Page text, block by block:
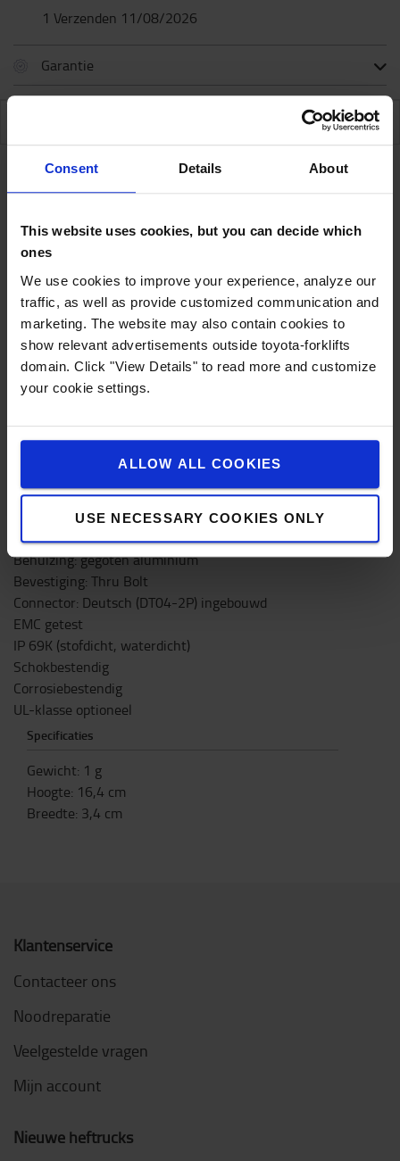
Consent Details About
This website uses cookies, but you can decide which
ones
We use cookies to improve your experience, analyze our
traffic, as well as provide customized communication and
marketing. The website may also contain cookies to
show relevant advertisements outside toyota-forklifts
domain. Click "View Details" to read more and customize
your cookie settings.
ALLOW ALL COOKIES
USE NECESSARY COOKIES ONLY
1 Verzenden 11/08/2026
Garantie
Deze lamp heeft een gestroomlijnd ontwerp voor
machines met 12-48 volt-systemen met 600
effectieve lumenlichten met 4 LED's. Deze lamp,
die veel wordt gebruikt op vorkheftrucks, is
gemonteerd met een doorgaande bout.
Technische omschrijving
Theoretisch Lumen: 900
Lichtpatroon: symmetrisch
Kleurtemperatuur: 5700
Lensmateriaal: kunststof
Behuizing: gegoten aluminium
Bevestiging: Thru Bolt
Connector: Deutsch (DT04-2P) ingebouwd
EMC getest
IP 69K (stofdicht, waterdicht)
Schokbestendig
Corrosiebestendig
UL-klasse optioneel
Specificaties
Gewicht: 1 g
Hoogte: 16,4 cm
Breedte: 3,4 cm
Klantenservice
Contacteer ons
Noodreparatie
Veelgestelde vragen
Mijn account
Nieuwe heftrucks